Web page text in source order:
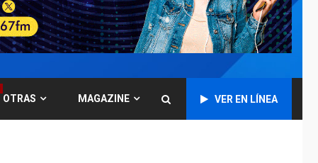
OTRAS MAGAZINE VER EN LÍNEA
REGIONALES ÚLTIMA HORA
Misión Milagro en
Antolín del Campo:
Arrancó la jornada de
Cataratas 2026
ÚLTIMA HORA
Concejo Municipal de